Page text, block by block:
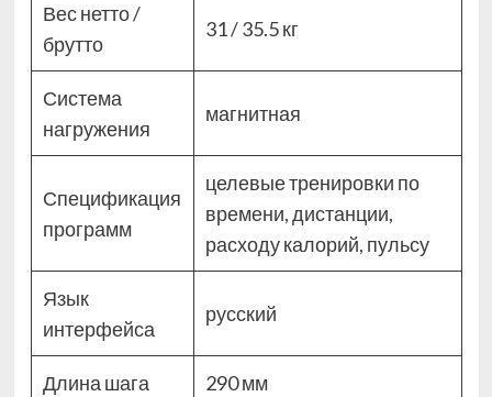
Вес нетто /
брутто
31 / 35.5 кг
Система
нагружения
магнитная
Спецификация
программ
целевые тренировки по
времени, дистанции,
расходу калорий, пульсу
Язык
интерфейса
русский
Длина шага 290 мм